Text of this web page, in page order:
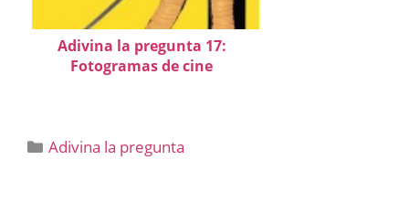
Adivina la pregunta 17:
Fotogramas de cine
Categorías
Adivina la pregunta